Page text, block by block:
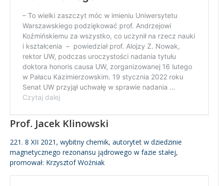
Prof. Jacek Klinowski
221. 8 XII 2021, wybitny chemik, autorytet w dziedzinie
magnetycznego rezonansu jądrowego w fazie stałej,
promował: Krzysztof Woźniak